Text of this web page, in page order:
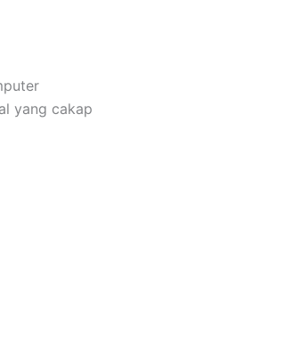
yang cakap